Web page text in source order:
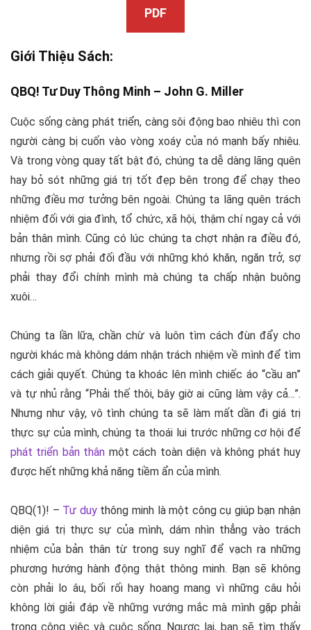
PDF
Giới Thiệu Sách:
QBQ! Tư DuyThông Minh – John G. Miller
Cuộc sống càng phát triển, càng sôi động bao nhiêu thì con
người càng bị cuốn vào vòng xoáy của nó mạnh bấy nhiêu.
Và trong vòng quay tất bật đó, chúng ta dễ dàng lãng quên
hay bỏ sót những giá trị tốt đẹp bên trong để chạy theo
những điều mơ tưởng bên ngoài. Chúng ta lãng quên trách
nhiệm đối với gia đình, tổ chức, xã hội, thậm chí ngay cả với
bản thân mình. Cũng có lúc chúng ta chợt nhận ra điều đó,
nhưng rồi sợ phải đối đầu với những khó khăn, ngăn trở, sợ
phải thay đổi chính mình mà chúng ta chấp nhận buông
xuôi…
Chúng ta lần lữa, chần chừ và luôn tìm cách đùn đẩy cho
người khác mà không dám nhận trách nhiệm về mình để tìm
cách giải quyết. Chúng ta khoác lên mình chiếc áo “cầu an”
và tự nhủ rằng “Phải thế thôi, bây giờ ai cũng làm vậy cả…”.
Nhưng như vậy, vô tình chúng ta sẽ làm mất dần đi giá trị
thực sự của mình, chúng ta thoái lui trước những cơ hội để
phát triển bản thân một cách toàn diện và không phát huy
được hết những khả năng tiềm ẩn của mình.
QBQ(1)! – Tư duythông minh là một công cụ giúp bạn nhận
diện giá trị thực sự của mình, dám nhìn thẳng vào trách
nhiệm của bản thân từ trong suy nghĩ để vạch ra những
phương hướng hành động thật thông minh. Bạn sẽ không
còn phải lo âu, bối rối hay hoang mang vì những câu hỏi
không lời giải đáp về những vướng mắc mà mình gặp phải
trong công việc và cuộc sống. Ngược lại, bạn sẽ tìm thấy